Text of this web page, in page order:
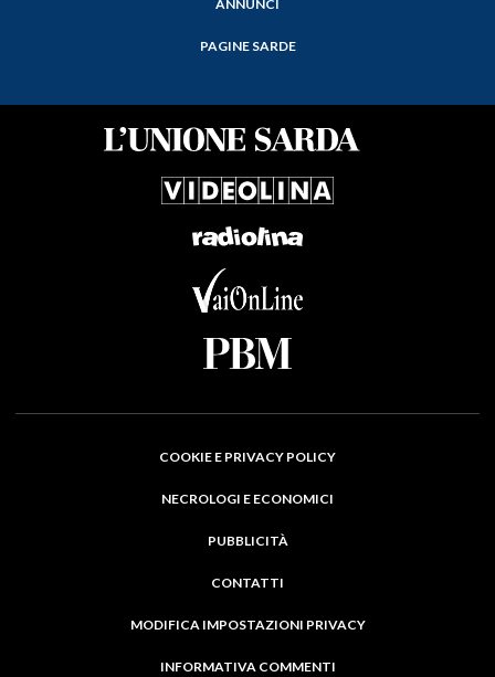
ANNUNCI
PAGINE SARDE
COOKIE E PRIVACY POLICY
NECROLOGI E ECONOMICI
PUBBLICITÀ
CONTATTI
MODIFICA IMPOSTAZIONI PRIVACY
INFORMATIVA COMMENTI